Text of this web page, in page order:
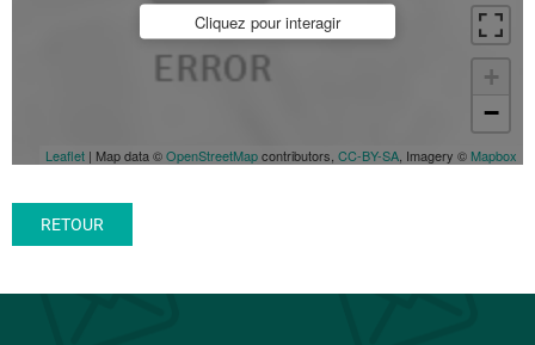
+
−
Leaflet | Map data ©OpenStreetMapcontributors, CC-BY-SA , Imagery ©Mapbox
Cliquez pour interagir
RETOUR